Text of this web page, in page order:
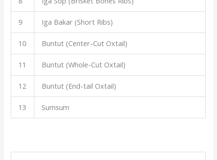
9 Iga Bakar (Short Ribs)
10 Buntut (Center-Cut Oxtail)
11 Buntut (Whole-Cut Oxtail)
12 Buntut (End-tail Oxtail)
13 Sumsum